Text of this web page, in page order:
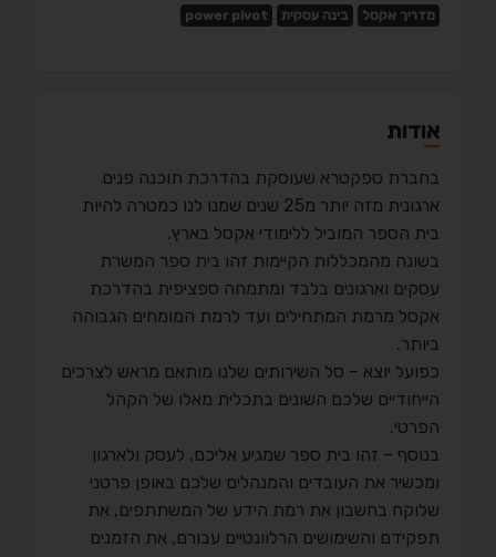
מדריך אקסל
בינה עסקית power pivot
אודות
בחברת ספקטרא שעוסקת בהדרכת תוכנה פנים
ארגונית מזה יותר מ25 שנים שמנו לנו כמטרה להיות
בית הספר המוביל ללימודי אקסל בארץ.
בשונה מהמכללות הקיימות זהו בית ספר המשרת
עסקים וארגונים בלבד ומתמחה ספציפית בהדרכת
אקסל מרמת המתחילים ועד לרמת המומחים הגבוהה
ביותר.
כפועל יוצא – סל השירותים שלנו מותאם מראש לצרכים
הייחודיים שלכם השונים בתכלית מאלו של הקהל
הפרטי.
בנוסף – זהו בית ספר שמגיע אליכם, לעסק ולארגון
ומכשיר את העובדים והמנהלים שלכם באופן פרטני
שלוקח בחשבון את רמת הידע של המשתתפים, את
תפקידם והשימושים הרלוונטיים עבורם, את הזמנים